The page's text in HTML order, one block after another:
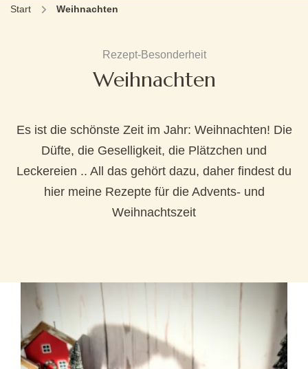
Start Weihnachten
Rezept-Besonderheit
Weihnachten
Es ist die schönste Zeit im Jahr: Weihnachten! Die
Düfte, die Geselligkeit, die Plätzchen und
Leckereien .. All das gehört dazu, daher findest du
hier meine Rezepte für die Advents- und
Weihnachtszeit